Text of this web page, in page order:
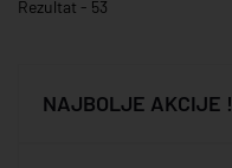
Rezultat - 53
NAJBOLJE AKCIJE !